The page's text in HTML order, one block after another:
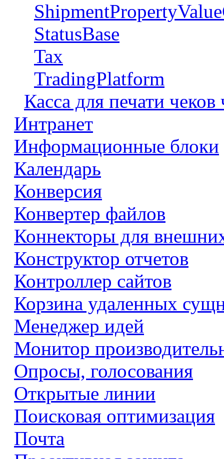
StatusBase
Tax
TradingPlatform
Касса для печати
Интранет
Информационные блоки
Календарь
Конверсия
Конвертер файлов
Коннекторы для
Конструктор отчетов
Контроллер сайтов
Корзина удаленных
Менеджер идей
Монитор
Опросы, голосования
Открытые линии
Поисковая оптимизация
Почта